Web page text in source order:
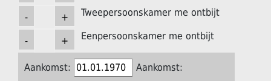
Tweepersoonskamer me ontbijt
Eenpersoonskamer me ontbijt
Aankomst: Aankomst: